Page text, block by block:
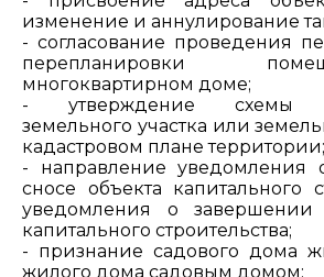
изменение и аннулирование
- согласование проведения
перепланировки
многоквартирном доме;
- утверждение схемы
земельного участка или
кадастровом плане территории;
- направление уведомления
сносе объекта капитального
уведомления о завершении
капитального строительства;
- признание садового дома
жилого дома садовым домом;